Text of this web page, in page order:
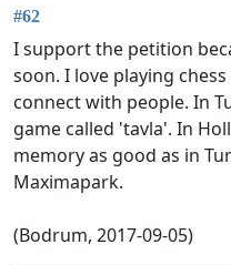
#62
I support the petition
soon. I love playing
connect with people. In
game called 'tavla'. In
memory as good as in
Maximapark.
(Bodrum, 2017-09-05)